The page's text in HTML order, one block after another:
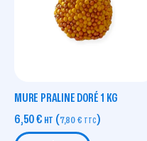
MURE PRALINE DORÉ 1 KG
6,50€ HT (7,80 € TTC)